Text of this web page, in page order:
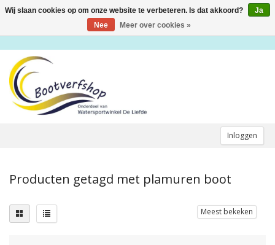
Inloggen
Toggle
Producten getagd met plamuren boot
Meest bekeken
Wij slaan cookies op om onze website te verbeteren. Is dat akkoord?
Ja
Nee
Meer over cookies »